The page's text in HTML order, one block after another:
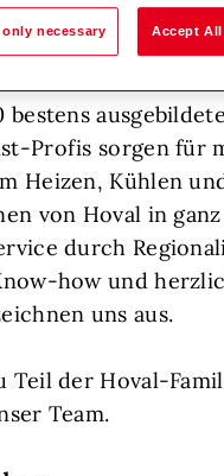
sorgen, dass Hoval
vorne bleibt.
bestens ausgebildete
Profis sorgen für
Heizen, Kühlen
von Hoval in
durch
how und
uns aus.
Teil der Hoval-
Team.
necessary Accept